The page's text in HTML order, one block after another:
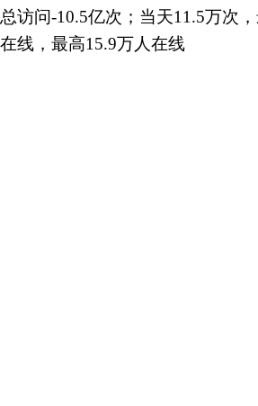
总访问-10.5亿次；当天11.5万次
在线，最高15.9万人在线